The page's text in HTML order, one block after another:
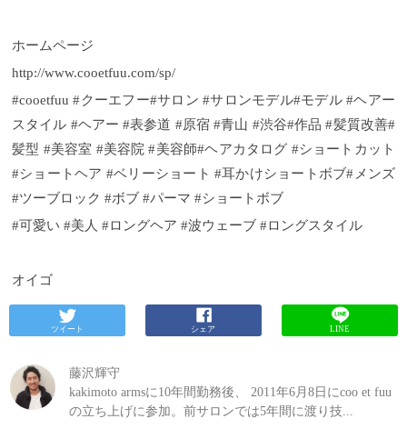
ホームページ
http://www.cooetfuu.com/sp/
#cooetfuu #クーエフー#サロン #サロンモデル#モデル #ヘアー
スタイル #ヘアー #表参道 #原宿 #青山 #渋谷#作品 #髪質改善#
髪型 #美容室 #美容院 #美容師#ヘアカタログ #ショートカット
#ショートヘア #ベリーショート #耳かけショートボブ#メンズ
#ツーブロック #ボブ #パーマ #ショートボブ
#可愛い #美人 #ロングヘア #波ウェーブ #ロングスタイル
オイゴ
ツイート シェア LINE
藤沢輝守
kakimoto armsに10年間勤務後、 2011年6月8日にcoo et fuu
の立ち上げに参加。前サロンでは5年間に渡り技...